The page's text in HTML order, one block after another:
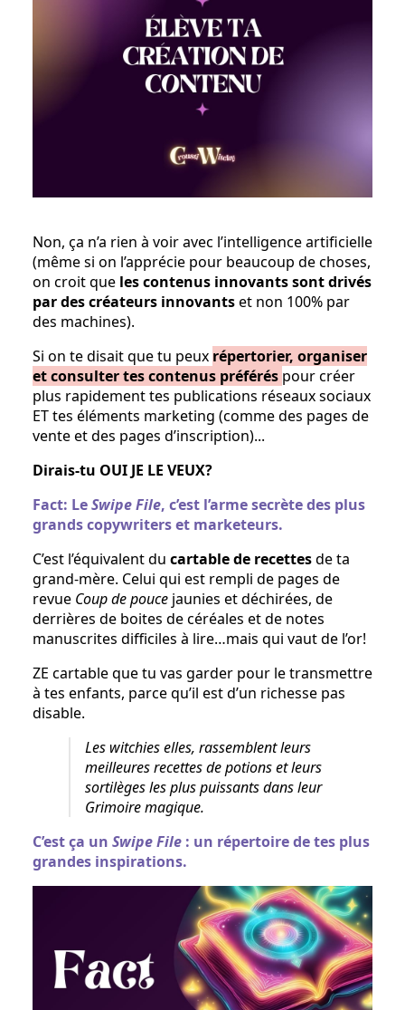
Non, ça n’a rien à voir avec l’intelligence artificielle
(même si on l’apprécie pour beaucoup de choses,
on croit que les contenus innovants sont drivés
par des créateurs innovantset non 100% par
des machines).
Si on te disait que tu peux répertorier, organiser
et consulter tes contenus préférés pour créer
plus rapidement tes publications réseaux sociaux
ET tes éléments marketing (comme des pages de
vente et des pages d’inscription)...
Dirais-tu OUI JE LE VEUX?
Fact: LeSwipe File, c’est l’arme secrète des plus
grands copywriters et marketeurs.
C’est l’équivalent du cartable de recettesde ta
grand-mère. Celui qui est rempli de pages de
revue Coup de pouce jaunies et déchirées, de
derrières de boites de céréales et de notes
manuscrites difficiles à lire…mais qui vaut de l’or!
ZE cartable que tu vas garder pour le transmettre
à tes enfants, parce qu’il est d’un richesse pas
disable.
Les witchies elles, rassemblent leurs
meilleures recettes de potions et leurs
sortilèges les plus puissants dans leur
Grimoire magique.
C’est ça un Swipe File : un répertoire de tes plus
grandes inspirations.